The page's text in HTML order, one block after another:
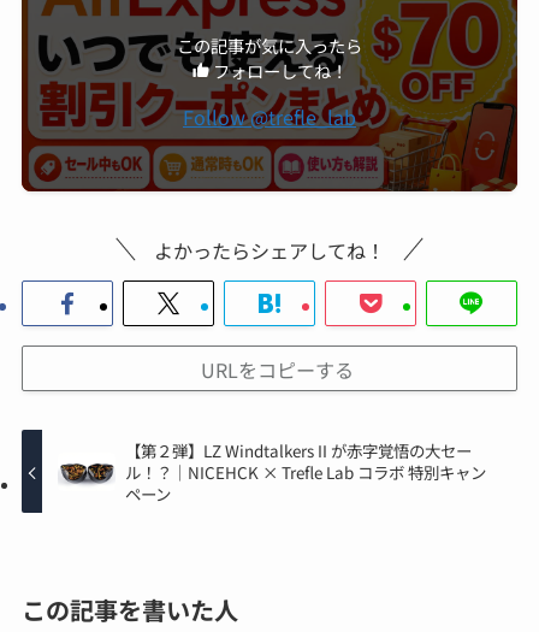
この記事が気に入ったら
フォローしてね！
Follow @trefle_lab
よかったらシェアしてね！
URLをコピーする
【第２弾】LZ Windtalkers II が赤字覚悟の大セー
ル！？｜NICEHCK × Trefle Lab コラボ 特別キャン
ペーン
この記事を書いた人